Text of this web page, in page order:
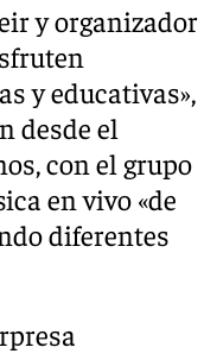
y organizador
y educativas»,
desde el
con el grupo
en vivo «de
diferentes